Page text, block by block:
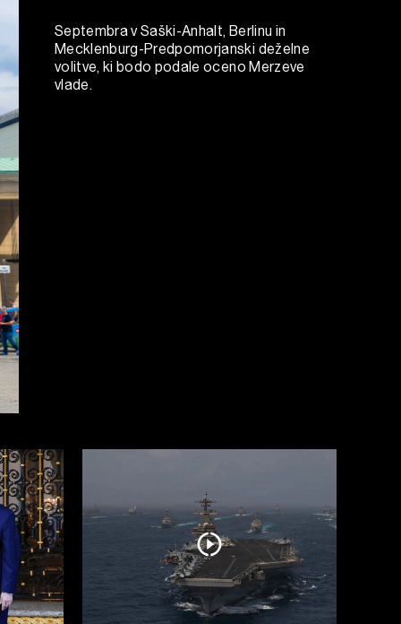
Septembra v Saški-Anhalt, Berlinu in
Mecklenburg-Predpomorjanski deželne
volitve, ki bodo podale oceno Merzeve
vlade.